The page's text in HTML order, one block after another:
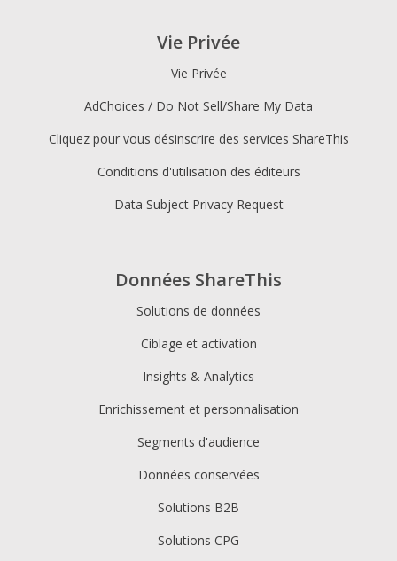
Données ShareThis
Solutions de données
Ciblage et activation
Insights & Analytics
Enrichissement et personnalisation
Segments d'audience
Données conservées
Solutions B2B
Solutions CPG
Vie Privée
Vie Privée
AdChoices / Do Not Sell/Share My Data
Cliquez pour vous désinscrire des services ShareThis
Conditions d'utilisation des éditeurs
Data Subject Privacy Request